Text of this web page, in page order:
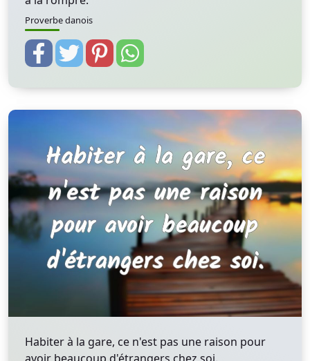
Proverbe danois
Habiter à la gare, ce n'est pas une raison pour